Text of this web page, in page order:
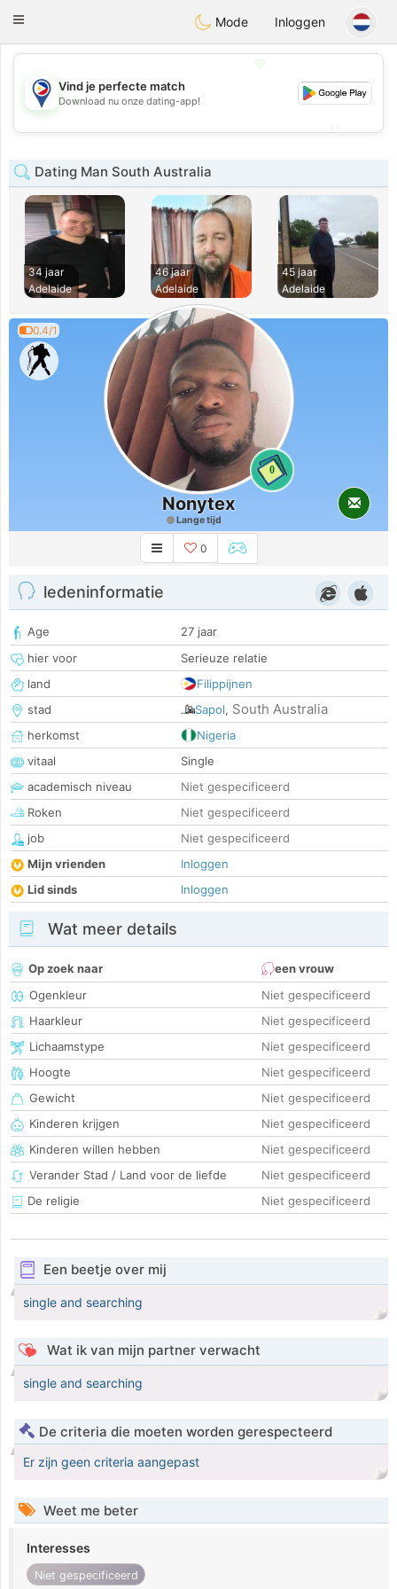
PhilippinesChat
Toggle
Mode Inloggen
💖
💕
Vind je perfecte match
Download nu onze dating-app!
Dating Man South Australia
34 jaar
Adelaide
46 jaar
Adelaide
45 jaar
Adelaide
0.4/1
0
Nonytex
Lange tijd
0
ledeninformatie
Age
27 jaar
hier voor
Serieuze relatie
land
Filippijnen
stad
Sapol, South Australia
herkomst
Nigeria
vitaal
Single
academisch niveau
Niet gespecificeerd
Roken
Niet gespecificeerd
job
Niet gespecificeerd
Mijn vrienden
Inloggen
Lid sinds
Inloggen
Wat meer details
Op zoek naar
een vrouw
Ogenkleur
Niet gespecificeerd
Haarkleur
Niet gespecificeerd
Lichaamstype
Niet gespecificeerd
Hoogte
Niet gespecificeerd
Gewicht
Niet gespecificeerd
Kinderen krijgen
Niet gespecificeerd
Kinderen willen hebben
Niet gespecificeerd
Verander Stad / Land voor de liefde
Niet gespecificeerd
De religie
Niet gespecificeerd
Een beetje over mij
single and searching
Wat ik van mijn partner verwacht
single and searching
De criteria die moeten worden gerespecteerd
Er zijn geen criteria aangepast
Weet me beter
Interesses
Niet gespecificeerd